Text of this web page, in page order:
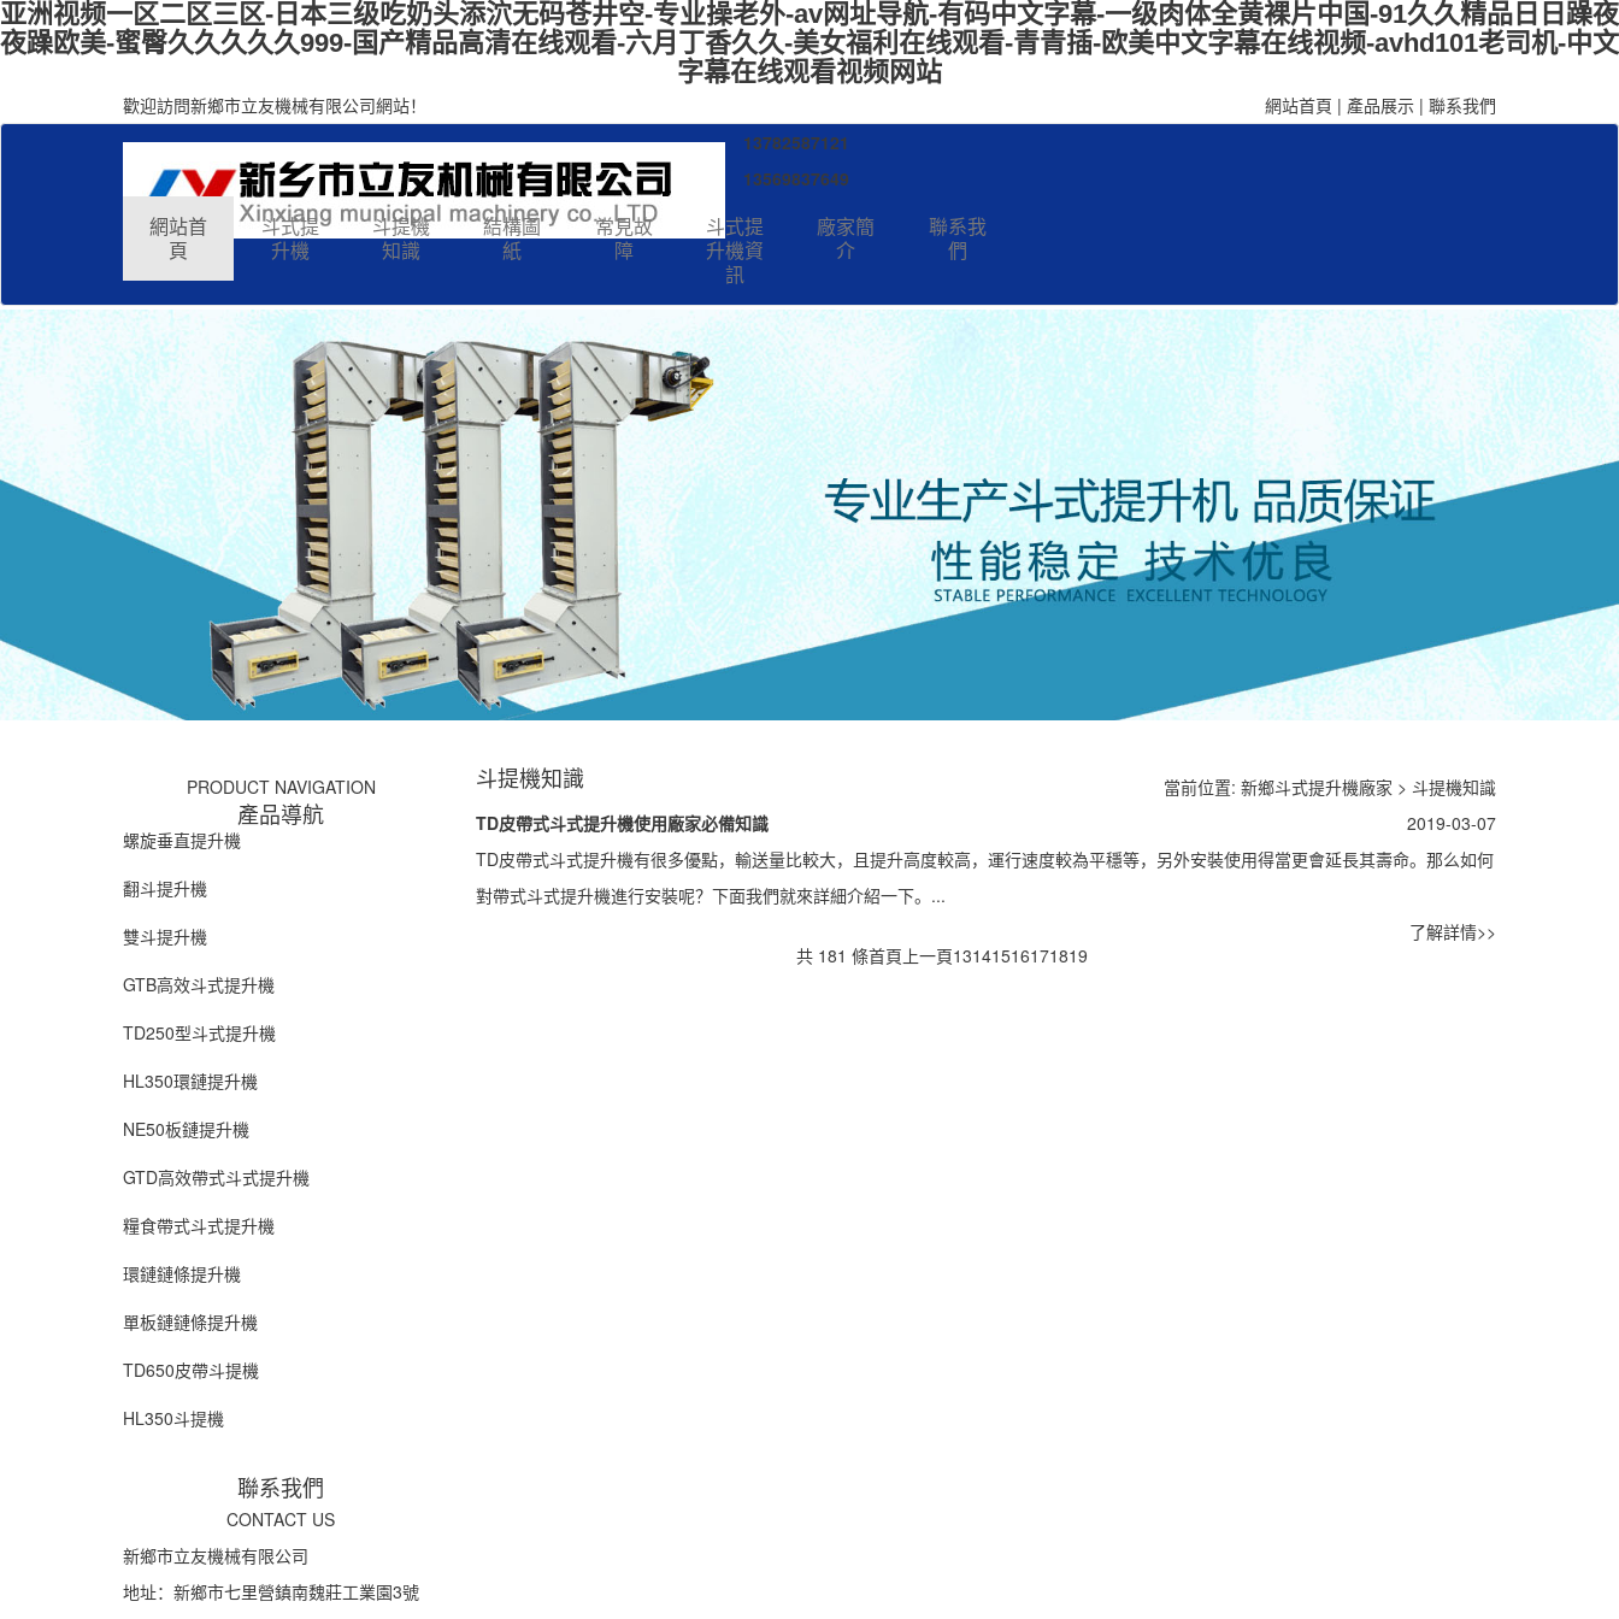
亚洲视频一区二区三区-日本三级吃奶头添泬无码苍井空-专业操老外-av网址导航-有码中文字幕-一级肉体全黄裸片中国-91久久精品日日躁夜
夜躁欧美-蜜臀久久久久久999-国产精品高清在线观看-六月丁香久久-美女福利在线观看-青青插-欧美中文字幕在线视频-avhd101老司机-中文
字幕在线观看视频网站
歡迎訪問新鄉市立友機械有限公司網站！ 網站首頁 | 產品展示 | 聯系我們
13782587121
13569837649
網站首
頁
斗式提
升機
斗提機
知識
結構圖
紙
常見故
障
斗式提
升機資
訊
廠家簡
介
聯系我
們
PRODUCT NAVIGATION
產品導航
螺旋垂直提升機
翻斗提升機
雙斗提升機
GTB高效斗式提升機
TD250型斗式提升機
HL350環鏈提升機
NE50板鏈提升機
GTD高效帶式斗式提升機
糧食帶式斗式提升機
環鏈鏈條提升機
單板鏈鏈條提升機
TD650皮帶斗提機
HL350斗提機
聯系我們
CONTACT US
新鄉市立友機械有限公司
地址：新鄉市七里營鎮南魏莊工業園3號
斗提機知識 當前位置: 新鄉斗式提升機廠家 > 斗提機知識
TD皮帶式斗式提升機使用廠家必備知識
2019-03-07
TD皮帶式斗式提升機有很多優點，輸送量比較大，且提升高度較高，運行速度較為平穩等，另外安裝使用得當更會延長其壽命。那么如何
對帶式斗式提升機進行安裝呢？下面我們就來詳細介紹一下。...
了解詳情>>
共 181 條首頁 上一頁13141516171819